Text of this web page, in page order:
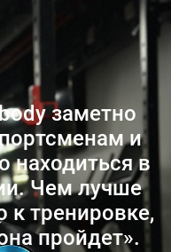
заметно
и
находиться в
Чем лучше
к тренировке,
пройдет».